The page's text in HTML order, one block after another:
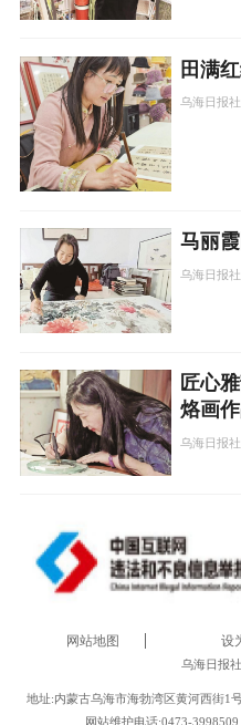
田满
乌海日报
马丽
乌海日报
匠心
烙画
乌海日报
网站地图 设
乌海日报
地址:内蒙古乌海市海勃湾区黄河西街1
网站维护电话:0473-